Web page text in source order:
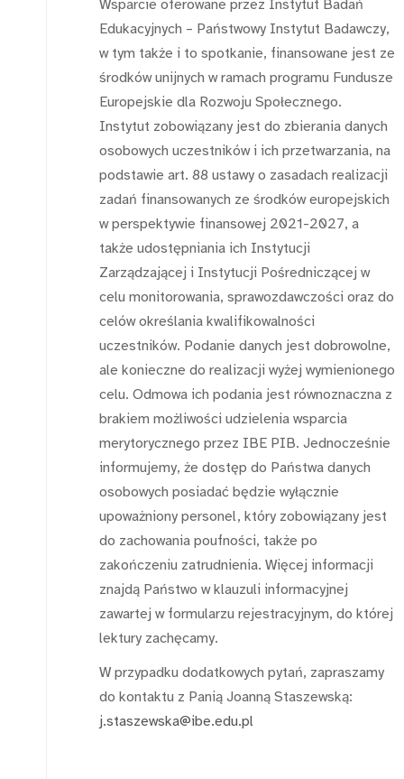
Wsparcie oferowane przez Instytut Badań
Edukacyjnych – Państwowy Instytut Badawczy,
w tym także i to spotkanie, finansowane jest ze
środków unijnych w ramach programu Fundusze
Europejskie dla Rozwoju Społecznego.
Instytut zobowiązany jest do zbierania danych
osobowych uczestników i ich przetwarzania, na
podstawie art. 88 ustawy o zasadach realizacji
zadań finansowanych ze środków europejskich
w perspektywie finansowej 2021-2027, a
także udostępniania ich Instytucji
Zarządzającej i Instytucji Pośredniczącej w
celu monitorowania, sprawozdawczości oraz do
celów określania kwalifikowalności
uczestników. Podanie danych jest dobrowolne,
ale konieczne do realizacji wyżej wymienionego
celu. Odmowa ich podania jest równoznaczna z
brakiem możliwości udzielenia wsparcia
merytorycznego przez IBE PIB. Jednocześnie
informujemy, że dostęp do Państwa danych
osobowych posiadać będzie wyłącznie
upoważniony personel, który zobowiązany jest
do zachowania poufności, także po
zakończeniu zatrudnienia. Więcej informacji
znajdą Państwo w klauzuli informacyjnej
zawartej w formularzu rejestracyjnym, do której
lektury zachęcamy.
W przypadku dodatkowych pytań, zapraszamy
do kontaktu z Panią Joanną Staszewską:
j.staszewska@ibe.edu.pl